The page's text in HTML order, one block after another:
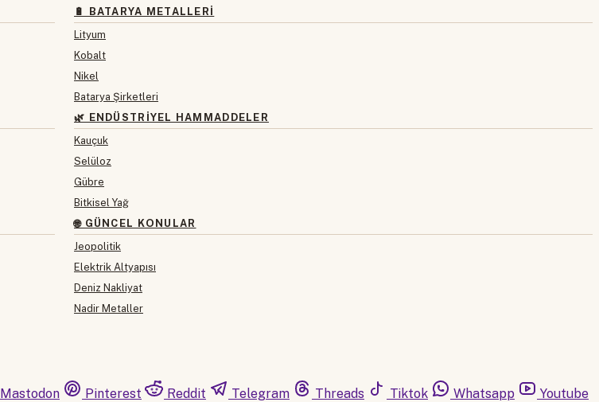
🔋 BATARYA METALLERI
Lityum
Kobalt
Nikel
Batarya Şirketleri
🌿 ENDÜSTRIYEL HAMMADDELER
Kauçuk
Selüloz
Gübre
Bitkisel Yağ
🌐 GÜNCEL KONULAR
Jeopolitik
Elektrik Altyapısı
Deniz Nakliyat
Nadir Metaller
Mastodon Pinterest Reddit Telegram Threads Tiktok Whatsapp Youtube